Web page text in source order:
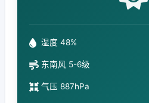
湿度 48%
东南风 5-6级
气压 887hPa